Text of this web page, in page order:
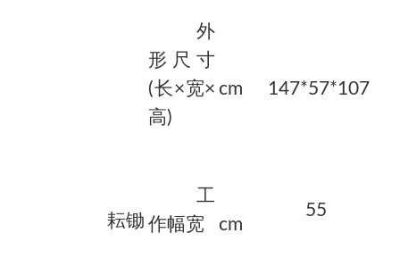
耘锄
外
形尺寸
(长×宽×
高)
cm 147*57*107
工
作幅宽
cm
55